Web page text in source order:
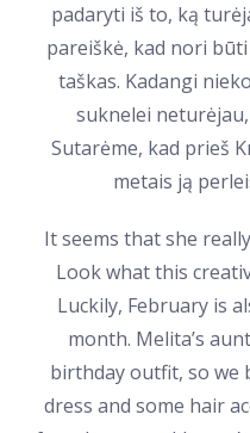
padaryti iš to, ką
pareiškė, kad nori būti
taškas. Kadangi
suknelei
Sutarėme, kad prieš
metais ją
It seems that she
Look what this
Luckily, February is
month. Melita’s
birthday outfit, so we
dress and some hair